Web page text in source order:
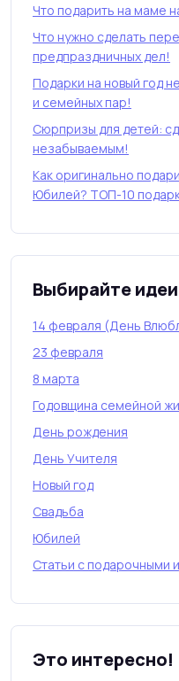
Что подарить на маме
Что нужно сделать
предпраздничных дел!
Подарки на новый год
и семейных пар!
Сюрпризы для детей:
незабываемым!
Как оригинально
Юбилей? ТОП-10
Выбирайте
14 февраля (День
23 февраля
8 марта
Годовщина семейной
День рождения
День Учителя
Новый год
Свадьба
Юбилей
Статьи с подарочными
Это интересно!